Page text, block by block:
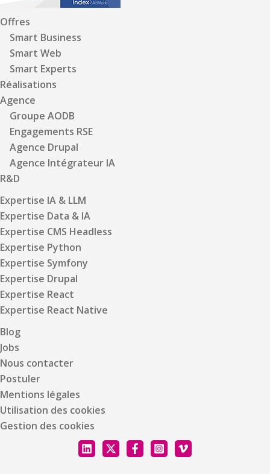
Offres
Smart Business
Smart Web
Smart Experts
Réalisations
Agence
Groupe AODB
Engagements RSE
Agence Drupal
Agence Intégrateur IA
R&D
Expertise IA & LLM
Expertise Data & IA
Expertise CMS Headless
Expertise Python
Expertise Symfony
Expertise Drupal
Expertise React
Expertise React Native
Blog
Jobs
Nous contacter
Postuler
Mentions légales
Utilisation des cookies
Gestion des cookies